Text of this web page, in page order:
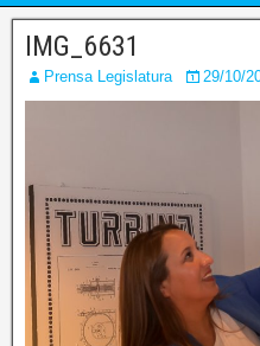
IMG_6631
Prensa Legislatura 29/10/